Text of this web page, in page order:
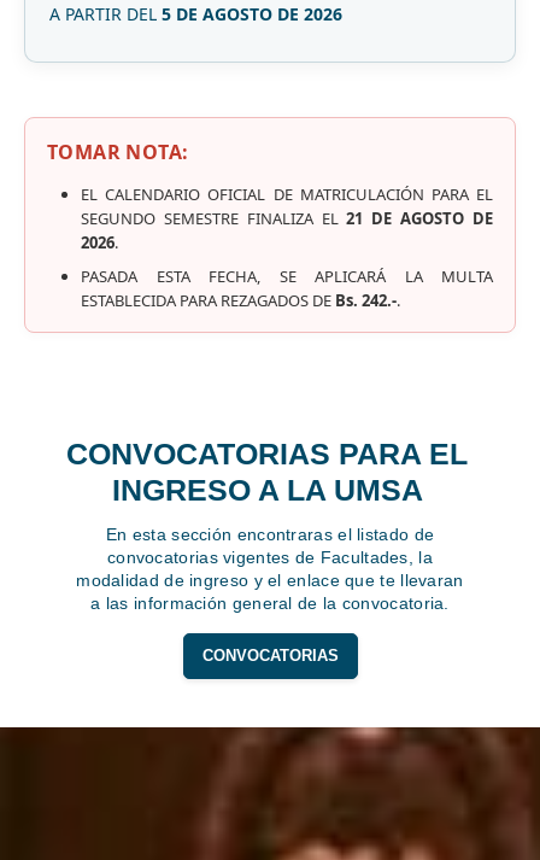
A PARTIR DEL 5 DE AGOSTO DE 2026
TOMAR NOTA:
EL CALENDARIO OFICIAL DE MATRICULACIÓN PARA EL
SEGUNDO SEMESTRE FINALIZA EL21 DE AGOSTO DE
2026.
PASADA ESTA FECHA, SE APLICARÁ LA MULTA
ESTABLECIDA PARA REZAGADOS DE Bs. 242.-.
CONVOCATORIAS PARA EL
INGRESO A LA UMSA
En esta sección encontraras el listado de
convocatorias vigentes de Facultades, la
modalidad de ingreso y el enlace que te llevaran
a las información general de la convocatoria.
CONVOCATORIAS